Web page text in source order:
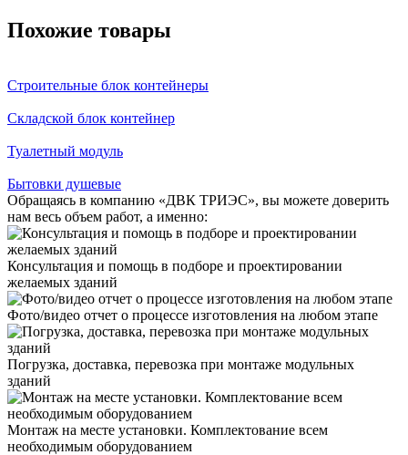
Похожие товары
Строительные блок контейнеры
Складской блок контейнер
Туалетный модуль
Бытовки душевые
Обращаясь в компанию «ДВК ТРИЭС», вы можете доверить
нам весь объем работ, а именно:
Консультация и помощь в подборе и проектировании
желаемых зданий
Фото/видео отчет о процессе изготовления на любом этапе
Погрузка, доставка, перевозка при монтаже модульных
зданий
Монтаж на месте установки. Комплектование всем
необходимым оборудованием